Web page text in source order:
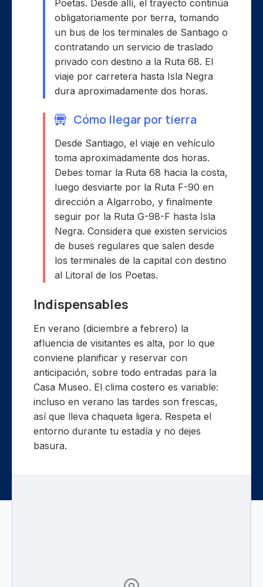
Poetas. Desde allí, el trayecto continúa
obligatoriamente por tierra, tomando
un bus de los terminales de Santiago o
contratando un servicio de traslado
privado con destino a la Ruta 68. El
viaje por carretera hasta Isla Negra
dura aproximadamente dos horas.
Cómo llegar por tierra
Desde Santiago, el viaje en vehículo
toma aproximadamente dos horas.
Debes tomar la Ruta 68 hacia la costa,
luego desviarte por la Ruta F-90 en
dirección a Algarrobo, y finalmente
seguir por la Ruta G-98-F hasta Isla
Negra. Considera que existen servicios
de buses regulares que salen desde
los terminales de la capital con destino
al Litoral de los Poetas.
Indispensables
En verano (diciembre a febrero) la
afluencia de visitantes es alta, por lo que
conviene planificar y reservar con
anticipación, sobre todo entradas para la
Casa Museo. El clima costero es variable:
incluso en verano las tardes son frescas,
así que lleva chaqueta ligera. Respeta el
entorno durante tu estadía y no dejes
basura.